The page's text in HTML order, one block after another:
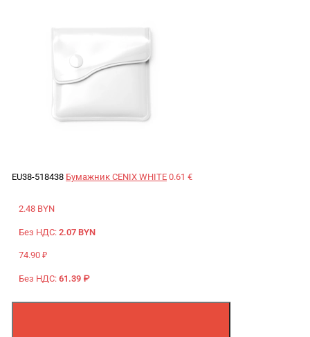
EU38-518438 Бумажник CENIX WHITE 0.61 €
2.48 BYN
Без НДС: 2.07 BYN
74.90 ₽
Без НДС: 61.39 ₽